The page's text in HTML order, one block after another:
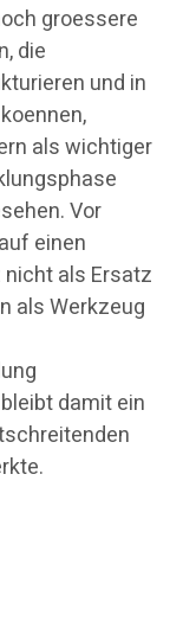
groessere
die
und in
als wichtiger
Vor
einen
als Ersatz
als Werkzeug
damit ein